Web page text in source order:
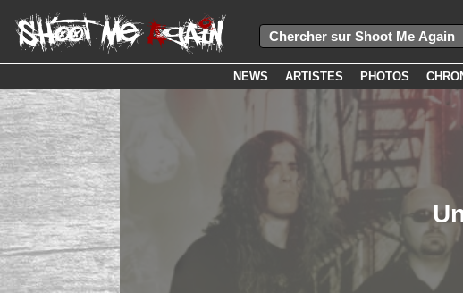
NEWS ARTISTES PHOTOS